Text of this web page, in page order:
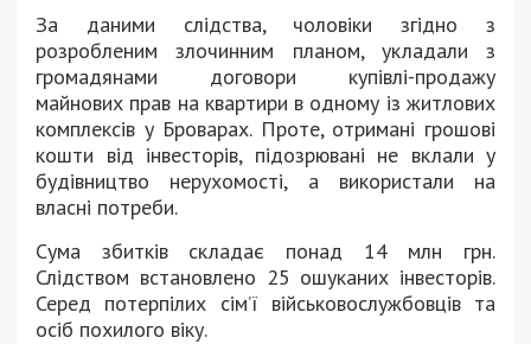
За даними слідства, чоловіки згідно з
розробленим злочинним планом, укладали з
громадянами договори купівлі-продажу
майнових прав на квартири в одному із житлових
комплексів у Броварах. Проте, отримані грошові
кошти від інвесторів, підозрювані не вклали у
будівництво нерухомості, а використали на
власні потреби.
Сума збитків складає понад 14 млн грн.
Слідством встановлено 25 ошуканих інвесторів.
Серед потерпілих сім’ї військовослужбовців та
осіб похилого віку.